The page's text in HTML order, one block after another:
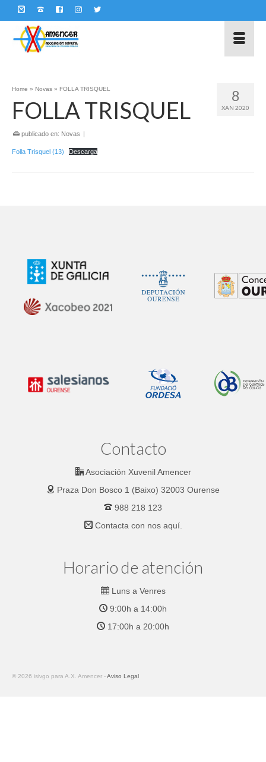
8
XAN 2020
Home » Novas » FOLLA TRISQUEL
FOLLA TRISQUEL
publicado en: Novas |
Folla Trisquel (13) Descarga
Contacto
Asociación Xuvenil Amencer
Praza Don Bosco 1 (Baixo) 32003 Ourense
988 218 123
Contacta con nos aquí.
Horario de atención
Luns a Venres
9:00h a 14:00h
17:00h a 20:00h
© 2026 isivgo para A.X. Amencer -Aviso Legal